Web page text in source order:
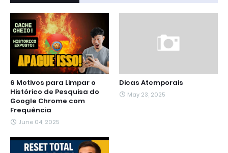
6 Motivos para Limpar o
Histórico de Pesquisa do
Google Chrome com
Frequência
June 04, 2025
Dicas Atemporais
May 23, 2025